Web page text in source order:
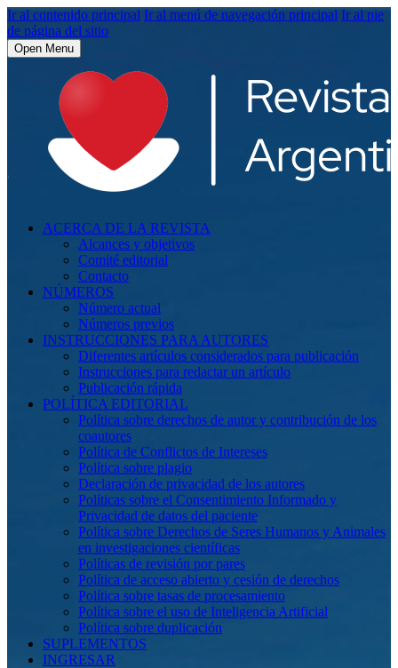
Ir al contenido principal Ir al menú de navegación principal Ir al pie
de página del sitio
Open Menu
ACERCA DE LA REVISTA
Alcances y objetivos
Comité editorial
Contacto
NÚMEROS
Número actual
Números previos
INSTRUCCIONES PARA AUTORES
Diferentes artículos considerados para publicación
Instrucciones para redactar un artículo
Publicación rápida
POLÍTICA EDITORIAL
Política sobre derechos de autor y contribución de los
coautores
Política de Conflictos de Intereses
Política sobre plagio
Declaración de privacidad de los autores
Políticas sobre el Consentimiento Informado y
Privacidad de datos del paciente
Política sobre Derechos de Seres Humanos y Animales
en investigaciones científicas
Políticas de revisión por pares
Política de acceso abierto y cesión de derechos
Política sobre tasas de procesamiento
Política sobre el uso de Inteligencia Artificial
Política sobre duplicación
SUPLEMENTOS
INGRESAR